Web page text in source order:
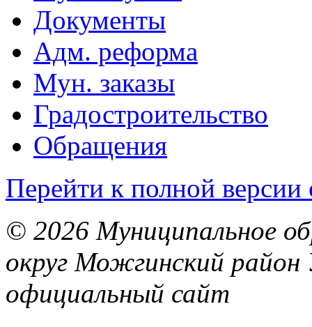
Документы
Адм. реформа
Мун. заказы
Градостроительство
Обращения
Перейти к полной версии
© 2026 Муниципальное
округ Можгинский район
официальный сайт